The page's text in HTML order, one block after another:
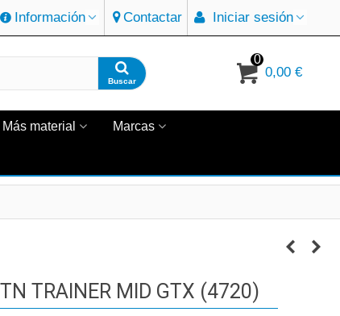
Información Contactar Iniciar sesión
Buscar
0
0,00 €
Más material Marcas
TRAINER MID GTX (4720)